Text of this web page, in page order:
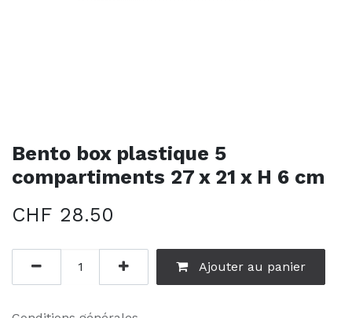
Bento box plastique 5
compartiments 27 x 21 x H 6 cm
CHF 28.50
Ajouter au panier